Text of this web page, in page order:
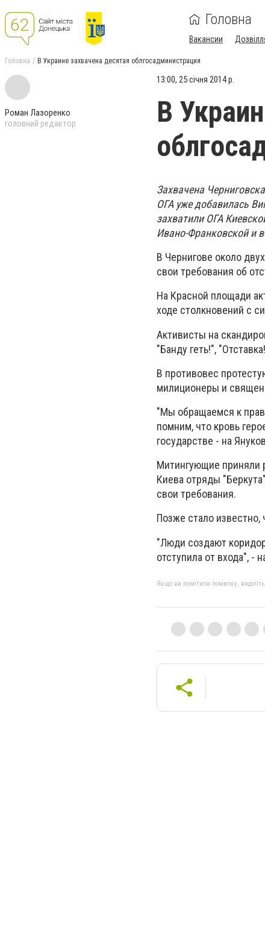
Головна
Вакансии
Головна В Украине захвачена десятая облгосадминистрация
Роман Лазоренко
головний редактор
13:00, 25 січня 2014 р.
В
Захвачена
ОГА уже добавилась
захватили ОГА
Ивано-Франковской и
В Чернигове около
свои требования об
На Красной площади
ходе столкновений с
Активисты на
"Банду геть!",
В противовес
милиционеры и
"Мы обращаемся к
помним, что кровь
государстве - на
Митингующие приняли
Киева отряды
свои требования.
Позже стало
"Люди создают
отступила от входа", -
Якщо ви помітили помилку, виділіть